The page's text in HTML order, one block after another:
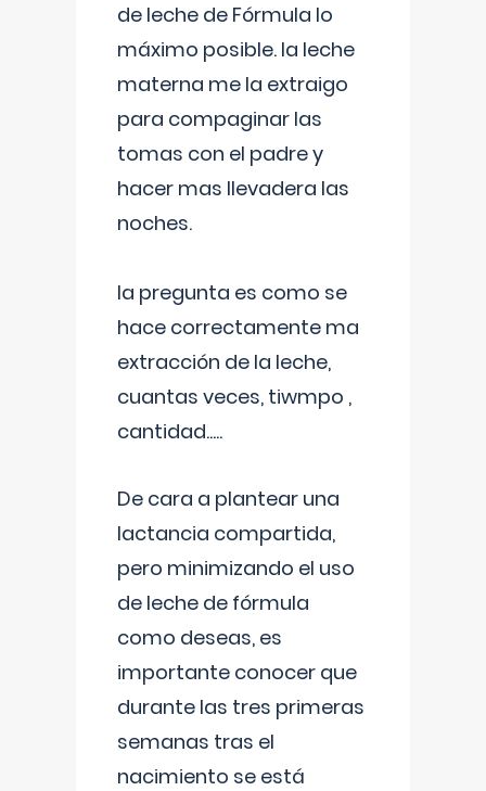
de leche de Fórmula lo
máximo posible. la leche
materna me la extraigo
para compaginar las
tomas con el padre y
hacer mas llevadera las
noches.
la pregunta es como se
hace correctamente ma
extracción de la leche,
cuantas veces, tiwmpo ,
cantidad.....
De cara a plantear una
lactancia compartida,
pero minimizando el uso
de leche de fórmula
como deseas, es
importante conocer que
durante las tres primeras
semanas tras el
nacimiento se está